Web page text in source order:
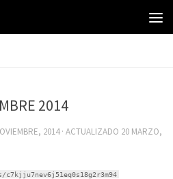
2014
2014· ACTUALIZADO 20 MARZO,